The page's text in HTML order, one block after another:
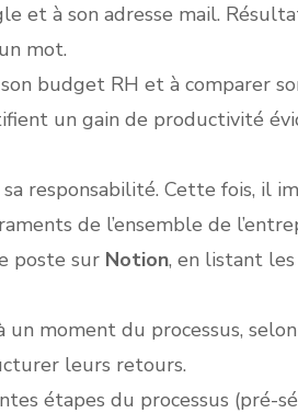
et à son adresse mail.
mot.
budget RH et à comparer
un gain de productivité
responsabilité. Cette fois, il
de l’ensemble de
poste sur Notion, en listant
moment du processus,
leurs retours.
étapes du processus (pré-